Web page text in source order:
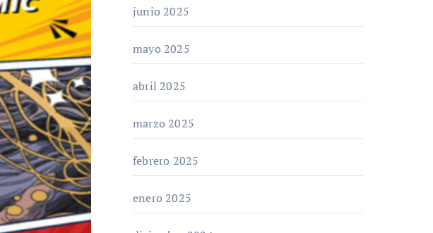
junio 2025
mayo 2025
abril 2025
marzo 2025
febrero 2025
enero 2025